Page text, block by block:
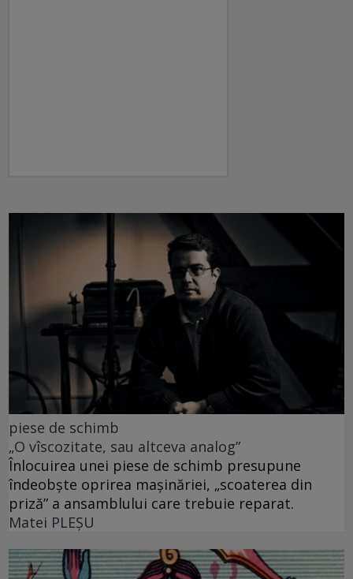
piese de schimb
„O vîscozitate, sau altceva analog”
Înlocuirea unei piese de schimb presupune
îndeobște oprirea mașinăriei, „scoaterea din
priză” a ansamblului care trebuie reparat.
Matei PLEŞU